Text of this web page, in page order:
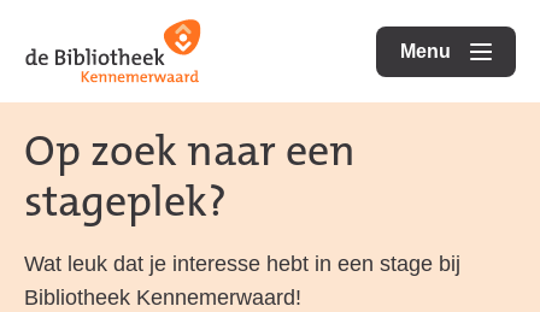
direct
content
direct
footer
naar
de
homepagina
Menu
openen
Op zoek naar een
stageplek?
Wat leuk dat je interesse hebt in een stage bij
Bibliotheek Kennemerwaard!